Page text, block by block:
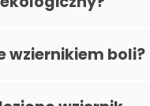
wziernikiem boli?